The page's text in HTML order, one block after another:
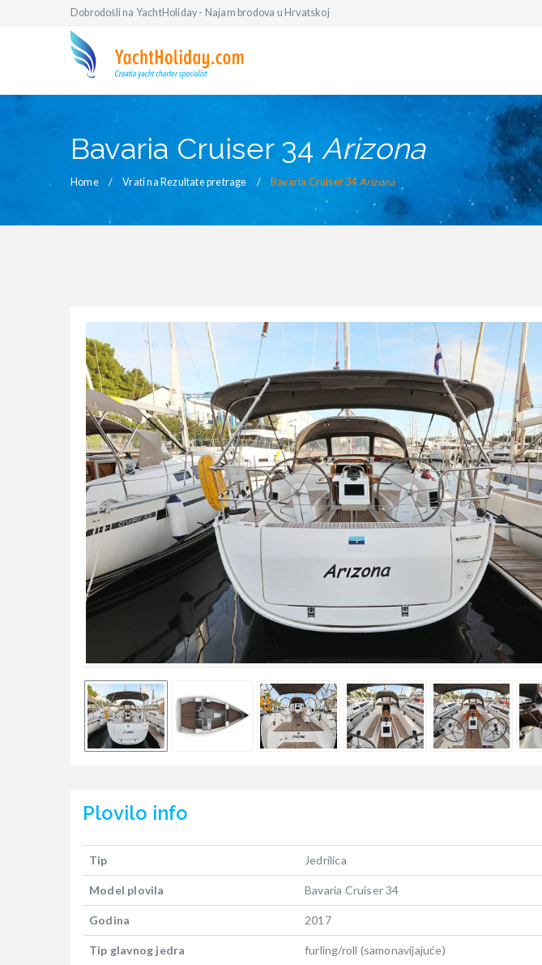
Dobrodošli na YachtHoliday - Najam brodova u Hrvatskoj
Bavaria Cruiser 34 Arizona
Home Vrati na Rezultate pretrage Bavaria Cruiser 34Arizona
Plovilo info
Tip Jedrilica
Model plovila Bavaria Cruiser 34
Godina 2017
Tip glavnog jedra furling/roll (samonavijajuće)